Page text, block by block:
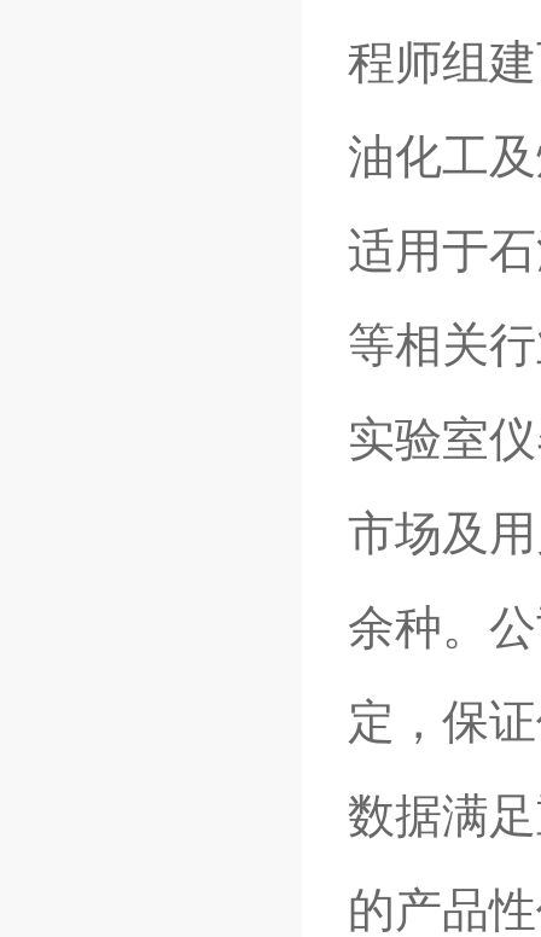
程师组
油化工
适用于
等相关
实验室
市场及
余种。
定，保
数据满
的产品